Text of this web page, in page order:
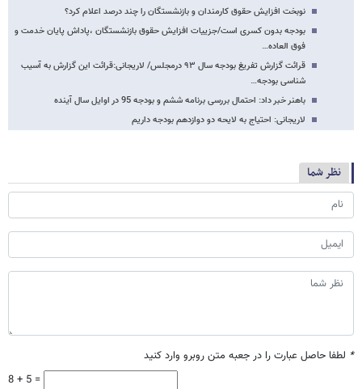
نوبخت افزایش حقوق کارمندان و بازنشستگان را چند درصد اعلام کرد؟
بودجه بدون کسری است/جزییات افزایش حقوق بازنشستگان ،پاداش پایان خدمت و
فوق العاده…
قرائت گزارش تفریغ بودجه سال ۹۳ درمجلس/ لاریجانی:قرائت این گزارش به آسیب
شناسی بودجه…
باهنر خبر داد: احتمال بررسی برنامه ششم و بودجه 95 در اوایل سال آینده
لاریجانی: احتیاج به لایحه دو دوازدهم بودجه داریم
نظر شما
* لطفا حاصل عبارت را در جعبه متن روبرو وارد کنید
8 + 5 =